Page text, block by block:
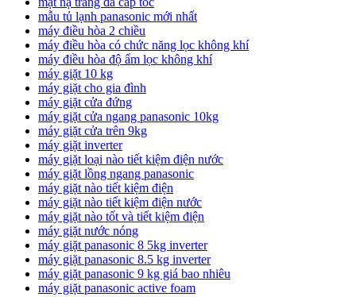
mẫu tủ lạnh panasonic mới nhất
máy điều hòa 2 chiều
máy điều hòa có chức năng lọc không khí
máy điều hòa độ ẩm lọc không khí
máy giặt 10 kg
máy giặt cho gia đình
máy giặt cửa đứng
máy giặt cửa ngang panasonic 10kg
máy giặt cửa trên 9kg
máy giặt inverter
máy giặt loại nào tiết kiệm điện nước
máy giặt lồng ngang panasonic
máy giặt nào tiết kiệm điện
máy giặt nào tiết kiệm điện nước
máy giặt nào tốt và tiết kiệm điện
máy giặt nước nóng
máy giặt panasonic 8 5kg inverter
máy giặt panasonic 8.5 kg inverter
máy giặt panasonic 9 kg giá bao nhiêu
máy giặt panasonic active foam